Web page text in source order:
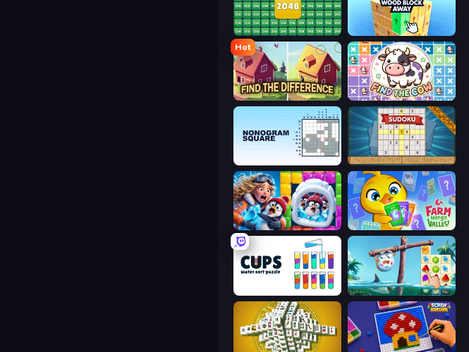
2048 Merge Blocks
Hot
Find The Difference Find The Cow
Sudoku Online
Captain Blast Farm Merge Valley
Cups - Water Sort Puzzle Sugar Heroes